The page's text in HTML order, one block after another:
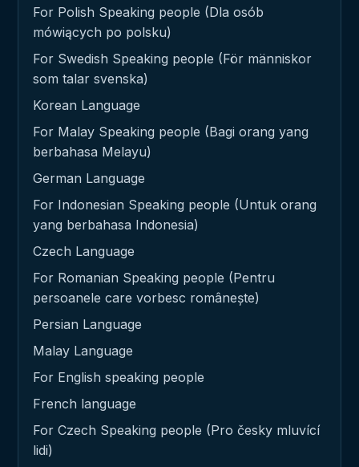
For Polish Speaking people (Dla osób
mówiących po polsku)
For Swedish Speaking people (För människor
som talar svenska)
Korean Language
For Malay Speaking people (Bagi orang yang
berbahasa Melayu)
German Language
For Indonesian Speaking people (Untuk orang
yang berbahasa Indonesia)
Czech Language
For Romanian Speaking people (Pentru
persoanele care vorbesc românește)
Persian Language
Malay Language
For English speaking people
French language
For Czech Speaking people (Pro česky mluvící
lidi)